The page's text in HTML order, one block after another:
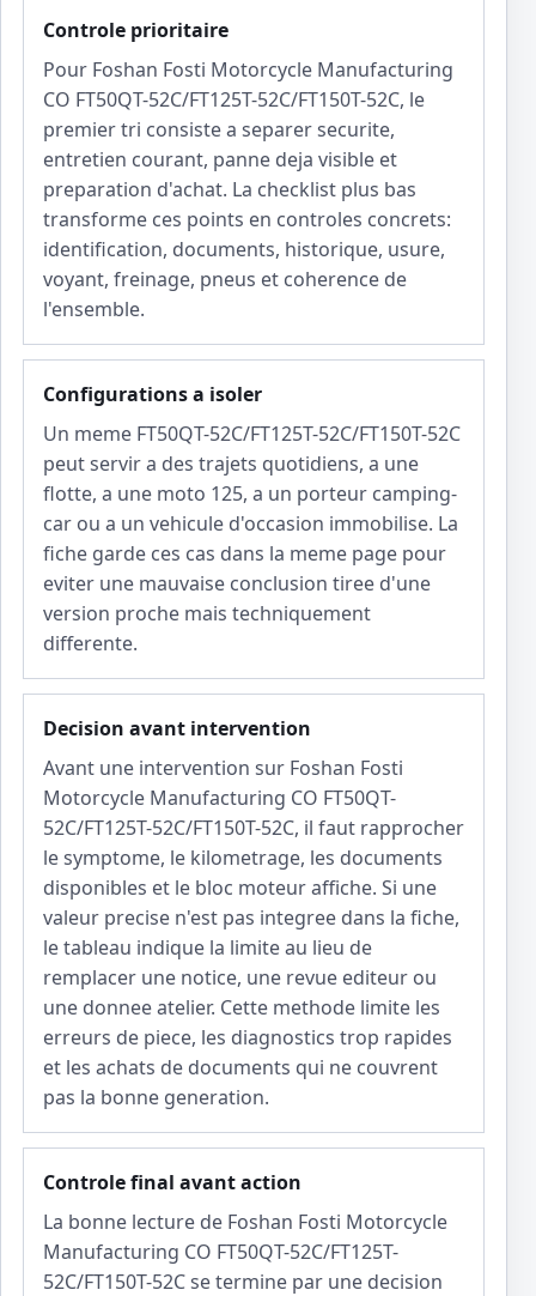
Controle prioritaire
Pour Foshan Fosti Motorcycle Manufacturing
CO FT50QT-52C/FT125T-52C/FT150T-52C, le
premier tri consiste a separer securite,
entretien courant, panne deja visible et
preparation d'achat. La checklist plus bas
transforme ces points en controles concrets:
identification, documents, historique, usure,
voyant, freinage, pneus et coherence de
l'ensemble.
Configurations a isoler
Un meme FT50QT-52C/FT125T-52C/FT150T-52C
peut servir a des trajets quotidiens, a une
flotte, a une moto 125, a un porteur camping-
car ou a un vehicule d'occasion immobilise. La
fiche garde ces cas dans la meme page pour
eviter une mauvaise conclusion tiree d'une
version proche mais techniquement
differente.
Decision avant intervention
Avant une intervention sur Foshan Fosti
Motorcycle Manufacturing CO FT50QT-
52C/FT125T-52C/FT150T-52C, il faut rapprocher
le symptome, le kilometrage, les documents
disponibles et le bloc moteur affiche. Si une
valeur precise n'est pas integree dans la fiche,
le tableau indique la limite au lieu de
remplacer une notice, une revue editeur ou
une donnee atelier. Cette methode limite les
erreurs de piece, les diagnostics trop rapides
et les achats de documents qui ne couvrent
pas la bonne generation.
Controle final avant action
La bonne lecture de Foshan Fosti Motorcycle
Manufacturing CO FT50QT-52C/FT125T-
52C/FT150T-52C se termine par une decision